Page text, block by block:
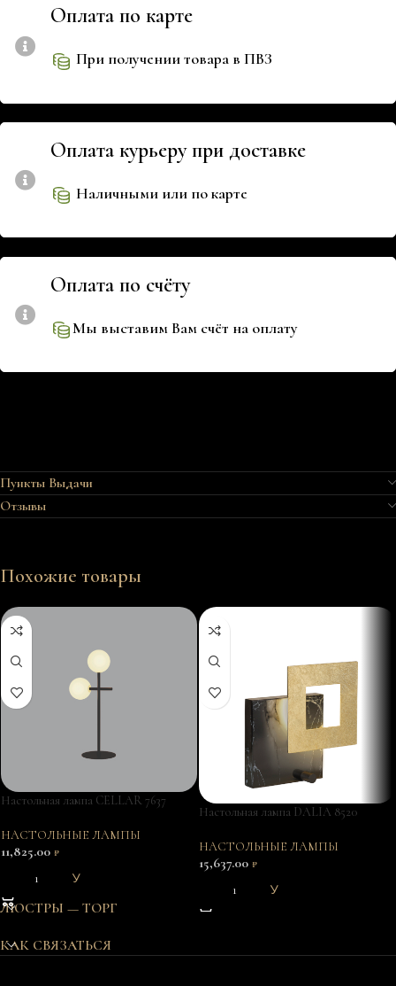
Оплата по карте
При получении товара в ПВЗ
Оплата курьеру при доставке
Наличными или по карте
Оплата по счёту
Мы выставим Вам счёт на оплату
Пункты Выдачи
Отзывы
Похожие товары
Настольная лампа CELLAR 7637
НАСТОЛЬНЫЕ ЛАМПЫ
11,825.00 ₽
В КОРЗИНУ
Настольная лампа DALIA 8520
НАСТОЛЬНЫЕ ЛАМПЫ
15,637.00 ₽
В КОРЗИНУ
ЛЮСТРЫ — ТОРГ
КАК СВЯЗАТЬСЯ